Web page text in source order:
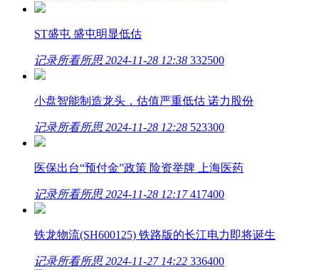
ST盛屯 盛屯明显低估
记录所看所思 2024-11-28 12:38 332500
小盘智能制造龙头，估值严重低估 诺力股份
记录所看所思 2024-11-28 12:28 523300
医保出台“预付金”政策 险资举牌 上海医药
记录所看所思 2024-11-28 12:17 417400
铁龙物流(SH600125) 铁路版的长江电力即将诞生
记录所看所思 2024-11-27 14:22 336400